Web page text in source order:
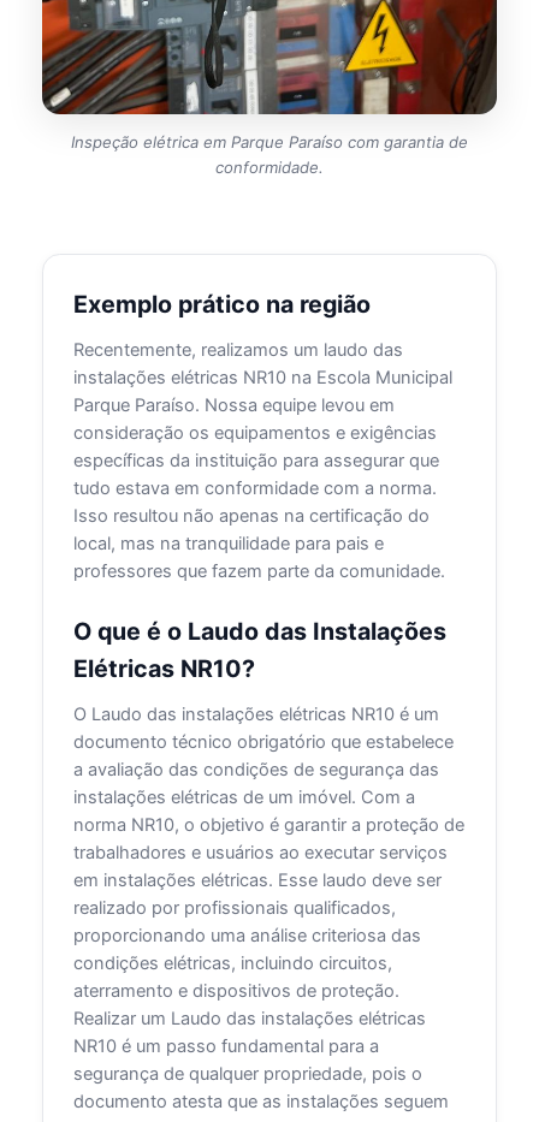
Inspeção elétrica em Parque Paraíso com garantia de
conformidade.
Exemplo prático na região
Recentemente, realizamos um laudo das
instalações elétricas NR10 na Escola Municipal
Parque Paraíso. Nossa equipe levou em
consideração os equipamentos e exigências
específicas da instituição para assegurar que
tudo estava em conformidade com a norma.
Isso resultou não apenas na certificação do
local, mas na tranquilidade para pais e
professores que fazem parte da comunidade.
O que é o Laudo das Instalações
Elétricas NR10?
O Laudo das instalações elétricas NR10 é um
documento técnico obrigatório que estabelece
a avaliação das condições de segurança das
instalações elétricas de um imóvel. Com a
norma NR10, o objetivo é garantir a proteção de
trabalhadores e usuários ao executar serviços
em instalações elétricas. Esse laudo deve ser
realizado por profissionais qualificados,
proporcionando uma análise criteriosa das
condições elétricas, incluindo circuitos,
aterramento e dispositivos de proteção.
Realizar um Laudo das instalações elétricas
NR10 é um passo fundamental para a
segurança de qualquer propriedade, pois o
documento atesta que as instalações seguem